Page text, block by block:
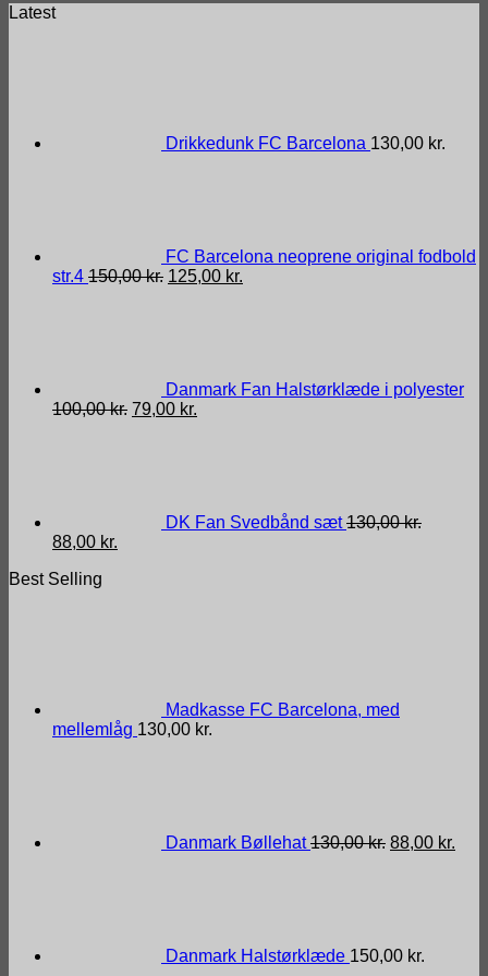
Latest
Drikkedunk FC Barcelona 130,00 kr.
FC Barcelona neoprene original fodbold
str.4 150,00kr. Den
125,00 kr.
Danmark Fan Halstørklæde i polyester
100,00kr. Den
79,00 kr.
DK Fan Svedbånd sæt 130,00kr.
Den
pris
88,00 kr.
Best Selling
Madkasse FC Barcelona, med
mellemlåg 130,00 kr.
Danmark Bøllehat 130,00kr. 88,00 kr.
Danmark Halstørklæde 150,00 kr.